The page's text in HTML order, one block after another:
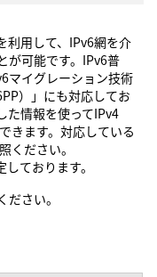
利用して、IPv6網を介
が可能です。IPv6普
マイグレーション技術
）」にも対応してお
た情報を使ってIPv4
きます。対応している
ください。
ております。
さい。